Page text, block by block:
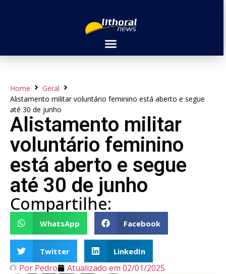
Home
Geral
Alistamento militar voluntário feminino está aberto e segue
até 30 de junho
Alistamento militar
voluntário feminino
está aberto e segue
até 30 de junho
Compartilhe:
WhatsApp Facebook
Twitter LinkedIn
Por Pedro Atualizado em 02/01/2025